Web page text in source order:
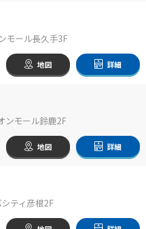
モール長久手3F
地図 詳細
ンモール鈴鹿2F
地図 詳細
ティ彦根2F